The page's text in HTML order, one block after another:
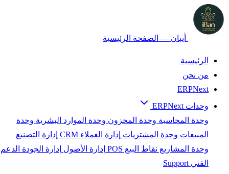
أيبان — الصفحة الرئيسية
الرئيسية
من نحن
ERPNext
وحدات ERPNext
وحدة المحاسبة وحدة المخزون وحدة الموارد البشرية وحدة
المبيعات وحدة المشتريات إدارة العملاء CRM
إدارة التصنيع
وحدة المشاريع نقاط البيع POS إدارة الأصول إدارة الجودة الدعم
الفني Support